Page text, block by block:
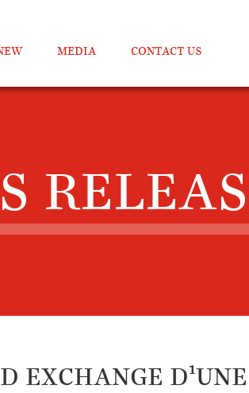
MEDIA CONTACT US
EXCHANGE